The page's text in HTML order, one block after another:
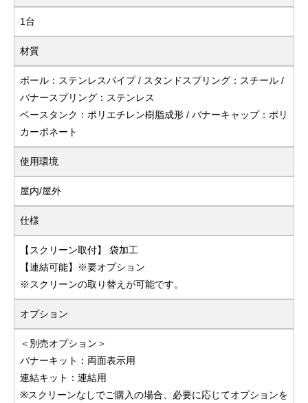
1台
材質
ポール：ステンレスパイプ / スタンドスプリング：スチール /
バナースプリング：ステンレス
ベースタンク：ポリエチレン樹脂成形 / バナーキャップ：ポリ
カーボネート
使用環境
屋内/屋外
仕様
【スクリーン取付】 袋加工
【連結可能】※要オプション
※スクリーンの取り替えが可能です。
オプション
＜別売オプション＞
バナーキット：両面表示用
連結キット：連結用
※スクリーンなしでご購入の場合、必要に応じてオプションを